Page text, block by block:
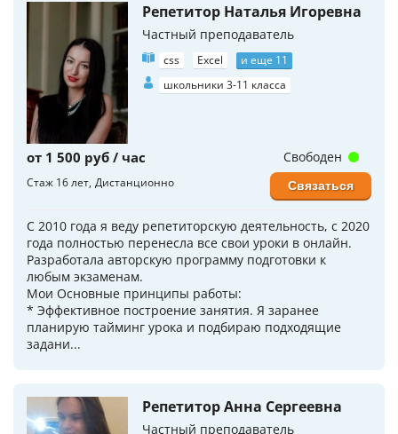
Репетитор Наталья Игоревна
Частный преподаватель
css Excel
и еще 11
школьники 3-11 класса
от 1 500 руб / час
Стаж 16 лет Дистанционно
С 2010 года я веду репетиторскую деятельность, с 2020
года полностью перенесла все свои уроки в онлайн.
Разработала авторскую программу подготовки к
любым экзаменам.
Мои Основные принципы работы:
* Эффективное построение занятия. Я заранее
планирую тайминг урока и подбираю подходящие
задани...
Свободен
Связаться
Репетитор Анна Сергеевна
Частный преподаватель